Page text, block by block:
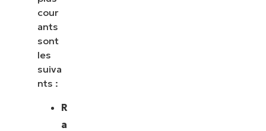
cour
ants
sont
les
suiva
nts :
R
a